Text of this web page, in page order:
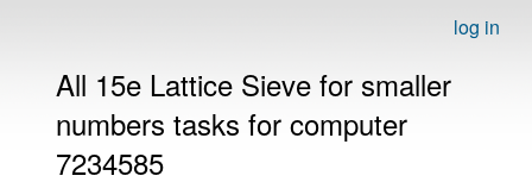
log in
All 15e Lattice Sieve for smaller
numbers tasks for computer
7234585